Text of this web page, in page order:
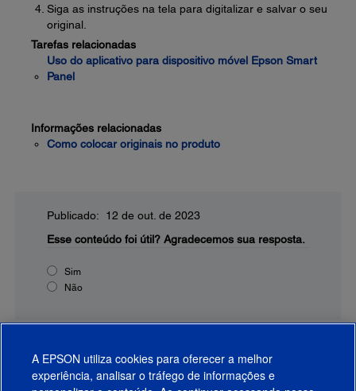
Siga as instruções na tela para digitalizar e salvar o seu
original.
Tarefas relacionadas
Uso do aplicativo para dispositivo móvel Epson Smart
Panel
Informações relacionadas
Como colocar originais no produto
Publicado: 12 de out. de 2023
Esse conteúdo foi útil? Agradecemos sua resposta.
Sim
Não
A EPSON utiliza cookies para oferecer a melhor
experiência, analisar o tráfego de informações e